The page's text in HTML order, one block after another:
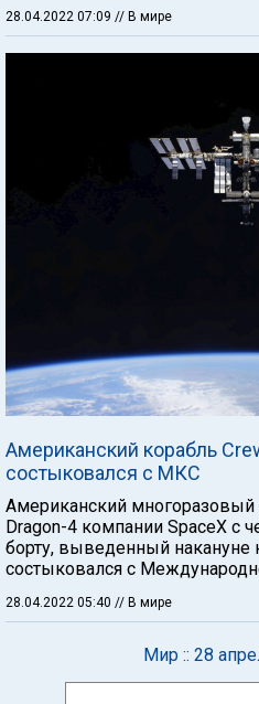
28.04.2022 07:09 // В мире
Американский корабль
состыковался с МКС
Американский многоразовый
Dragon-4 компании SpaceX с
борту, выведенный накануне
состыковался с
28.04.2022 05:40 // В мире
Мир :: 28